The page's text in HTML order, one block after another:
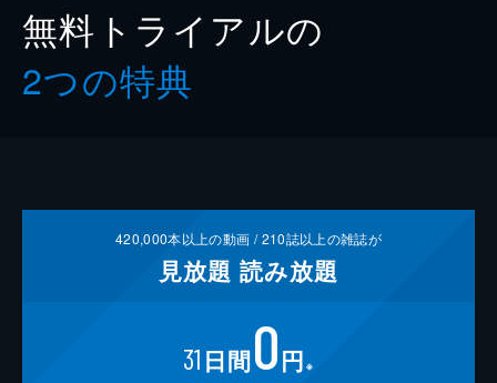
無料トライアルの
2つの特典
420,000本以上の動画 /210誌以上の雑誌が
見放題 読み放題
31 日間0円 ※